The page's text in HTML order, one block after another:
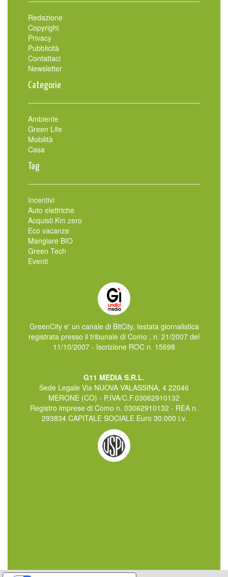
Redazione
Copyright
Privacy
Pubblicità
Contattaci
Newsletter
Categorie
Ambiente
Green Life
Mobilità
Casa
Tag
Incentivi
Auto elettriche
Acquisti Km zero
Eco vacanze
Mangiare BIO
Green Tech
Eventi
GreenCity e' un canale di BitCity, testata giornalistica
registrata presso il tribunale di Como , n. 21/2007 del
11/10/2007 - Iscrizione ROC n. 15698
G11 MEDIA S.R.L.
Sede Legale Via NUOVA VALASSINA, 4 22046
MERONE (CO) - P.IVA/C.F.03062910132
Registro imprese di Como n. 03062910132 - REA n.
293834 CAPITALE SOCIALE Euro 30.000 i.v.